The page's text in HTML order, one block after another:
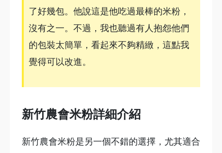
了好幾包。他說這是他吃過最棒的米粉，
沒有之一。不過，我也聽過有人抱怨他們
的包裝太簡單，看起來不夠精緻，這點我
覺得可以改進。
新竹農會米粉詳細介紹
新竹農會米粉是另一個不錯的選擇，尤其適合